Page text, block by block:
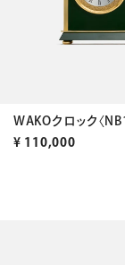
WAKOクロック〈
¥ 110,000